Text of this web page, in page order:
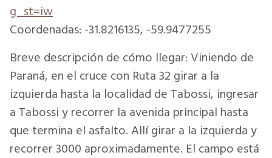
g_st=iw
Coordenadas: -31.8216135, -59.9477255
Breve descripción de cómo llegar: Viniendo de
Paraná, en el cruce con Ruta 32 girar a la
izquierda hasta la localidad de Tabossi, ingresar
a Tabossi y recorrer la avenida principal hasta
que termina el asfalto. Allí girar a la izquierda y
recorrer 3000 aproximadamente. El campo está